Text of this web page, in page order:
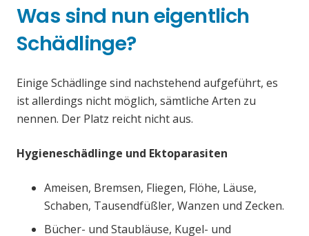
Was sind nun eigentlich
Schädlinge?
Einige Schädlinge sind nachstehend aufgeführt, es
ist allerdings nicht möglich, sämtliche Arten zu
nennen. Der Platz reicht nicht aus.
Hygieneschädlinge und Ektoparasiten
Ameisen, Bremsen, Fliegen, Flöhe, Läuse,
Schaben, Tausendfüßler, Wanzen und Zecken.
Bücher- und Staubläuse, Kugel- und